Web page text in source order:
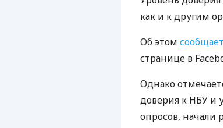
как и к другим
Об этом сообщает
странице в
Однако
доверия к НБУ и
опросов, начали